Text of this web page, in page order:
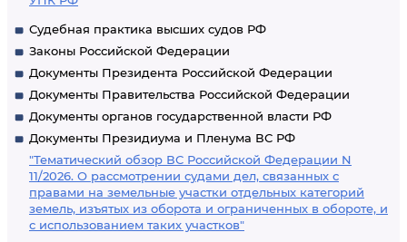
Судебная практика высших судов РФ
Законы Российской Федерации
Документы Президента Российской Федерации
Документы Правительства Российской Федерации
Документы органов государственной власти РФ
Документы Президиума и Пленума ВС РФ
"Тематический обзор ВС Российской Федерации N
11/2026. О рассмотрении судами дел, связанных с
правами на земельные участки отдельных категорий
земель, изъятых из оборота и ограниченных в обороте, и
с использованием таких участков"